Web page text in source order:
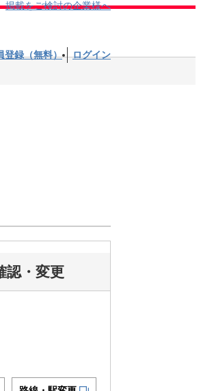
掲載をご検討の企業様へ
登録（無料） ログイン
認・変更